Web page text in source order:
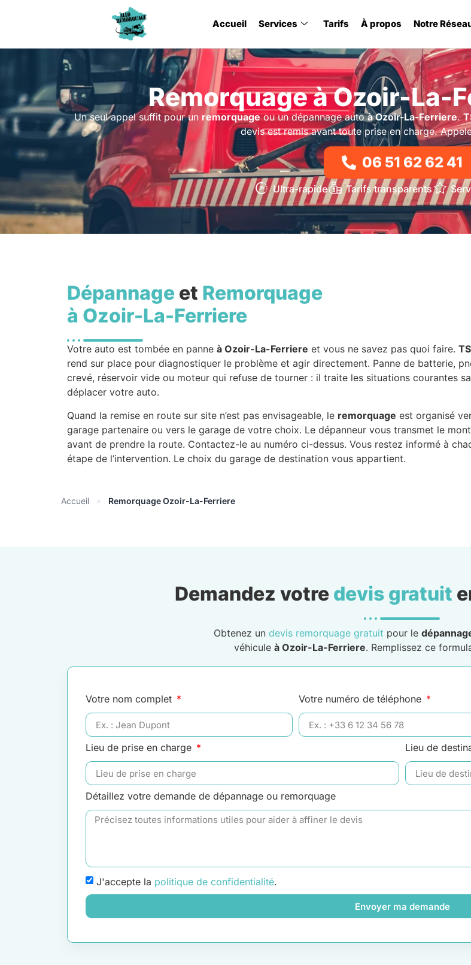
Accueil Services Tarifs À propos Notre
Remorquage à Ozoir-La-
Un seul appel suffit pour un remorquageou un dépannage autoà Ozoir-La-Ferriere.
devis est remis avant toute prise en charge.
06 51 62 62 41
Ultra-rapide Tarifs transparents
Dépannage et Remorquage
à Ozoir-La-Ferriere
Votre auto est tombée en panne à Ozoir-La-Ferriere et vous ne savez pas quoi faire.
rend sur place pour diagnostiquer le problème et agir directement. Panne de batterie,
crevé, réservoir vide ou moteur qui refuse de tourner : il traite les situations courantes
déplacer votre auto.
Quand la remise en route sur site n’est pas envisageable, le remorquage est organisé
garage partenaire ou vers le garage de votre choix. Le dépanneur vous transmet le
avant de prendre la route. Contactez-le au numéro ci-dessus. Vous restez informé à
étape de l’intervention. Le choix du garage de destination vous appartient.
Accueil » Remorquage Ozoir-La-Ferriere
Demandez votre devis gratuit
Obtenez un devis remorquage gratuit pour le
véhicule à Ozoir-La-Ferriere. Remplissez ce
Votre nom complet Votre numéro de téléphone
Lieu de prise en charge Lieu de
Détaillez votre demande de dépannage ou remorquage
J'accepte la politique de confidentialité.
Envoyer ma demande